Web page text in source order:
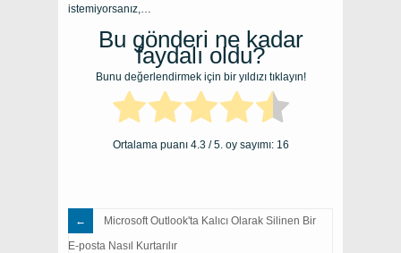
istemiyorsanız,…
Bu gönderi ne kadar
faydalı oldu?
Bunu değerlendirmek için bir yıldızı tıklayın!
Ortalama puanı 4.3 / 5. oy sayımı: 16
Microsoft Outlook'ta Kalıcı Olarak Silinen Bir
E-posta Nasıl Kurtarılır